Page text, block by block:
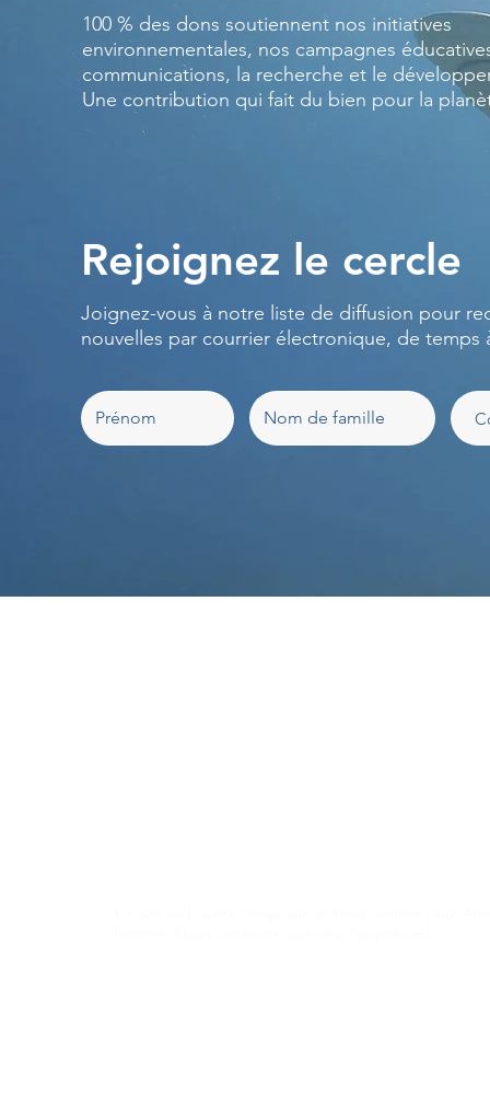
100 % des dons soutiennent nos initiatives
environnementales, nos campagnes
communications, la recherche et le
Une contribution qui fait du bien pour la
Rejoignez le cercle
Joignez-vous à notre liste de diffusion pour
nouvelles par courrier électronique, de temps